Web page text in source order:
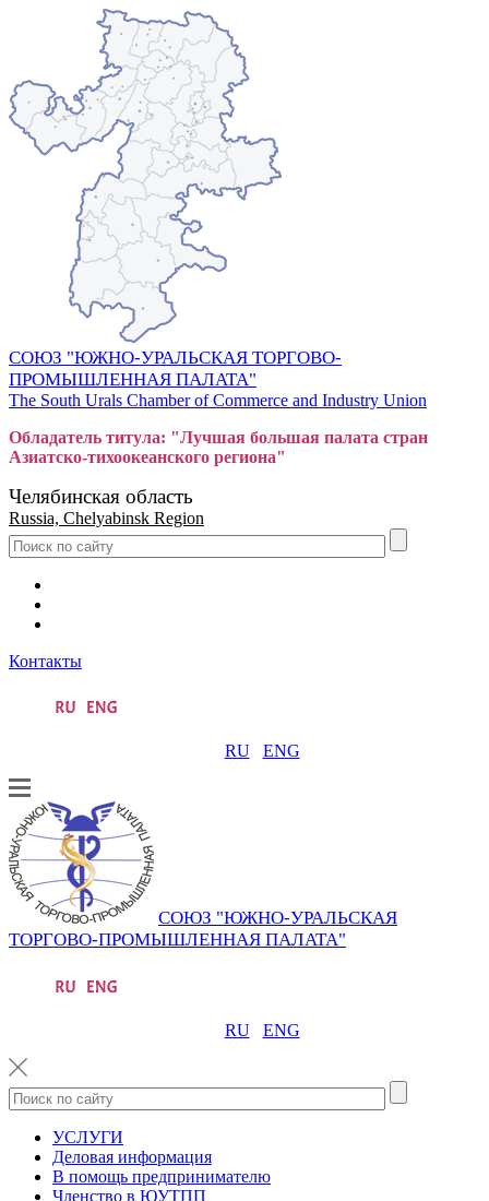
СОЮЗ "ЮЖНО-УРАЛЬСКАЯ ТОРГОВО-
ПРОМЫШЛЕННАЯ ПАЛАТА"
The South Urals Chamber of Commerce and Industry Union
Обладатель титула: "Лучшая большая палата стран
Азиатско-тихоокеанского региона"
Челябинская область
Russia, Chelyabinsk Region
Контакты
RU ENG
СОЮЗ "ЮЖНО-УРАЛЬСКАЯ
ТОРГОВО-ПРОМЫШЛЕННАЯ ПАЛАТА"
RU ENG
УСЛУГИ
Деловая информация
В помощь предпринимателю
Членство в ЮУТПП